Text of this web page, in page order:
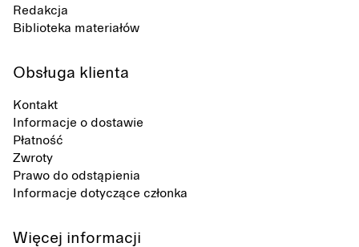
Redakcja
Biblioteka materiałów
Obsługa klienta
Kontakt
Informacje o dostawie
Płatność
Zwroty
Prawo do odstąpienia
Informacje dotyczące członka
Więcej informacji